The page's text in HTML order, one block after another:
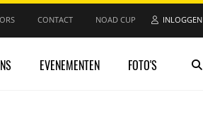
CONTACT NOAD CUP INLOGGEN
EVENEMENTEN FOTO'S